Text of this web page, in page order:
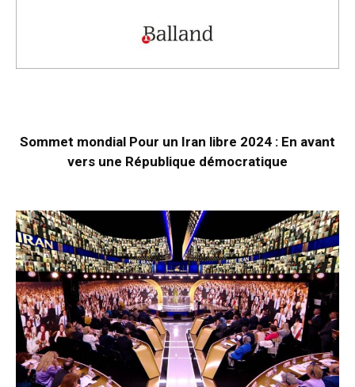
Sommet mondial Pour un Iran libre 2024 : En avant
vers une République démocratique